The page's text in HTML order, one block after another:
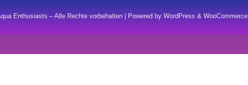
Enthusiasts – Alle Rechte vorbehalten | Powered by WordPress & WooCommerce